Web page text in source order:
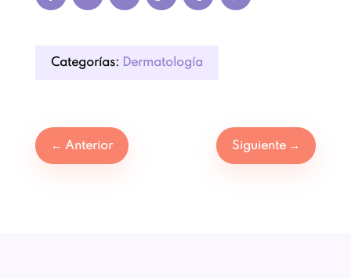
Categorías: Dermatología
← Anterior Siguiente →